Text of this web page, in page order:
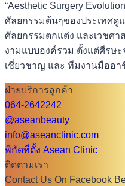
“Aesthetic Surgery
ศัลยกรรมต้นๆของประเทศ
ศัลยกรรมตกแต่ง และเวชศ
งามแบบองค์รวม ตั้งแต่ศีรษ
เชี่ยวชาญ และ ทีมงานมืออา
ฝ่ายบริการลูกค้า
064-2642242
@aseanbeauty
info@aseanclinic.com
พิกัดที่ตั้ง Asean Clinic
ติดตามเรา
Contact Us On Facebook